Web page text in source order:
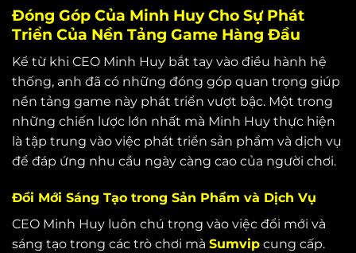
Đóng Góp Của Minh Huy Cho Sự Phát
Triển Của Nền Tảng Game Hàng Đầu
Kể từ khi CEO Minh Huy bắt tay vào điều hành hệ
thống, anh đã có những đóng góp quan trọng giúp
nền tảng game này phát triển vượt bậc. Một trong
những chiến lược lớn nhất mà Minh Huy thực hiện
là tập trung vào việc phát triển sản phẩm và dịch vụ
để đáp ứng nhu cầu ngày càng cao của người chơi.
Đổi Mới Sáng Tạo trong Sản Phẩm và Dịch Vụ
CEO Minh Huy luôn chú trọng vào việc đổi mới và
sáng tạo trong các trò chơi mà Sumvip cung cấp.